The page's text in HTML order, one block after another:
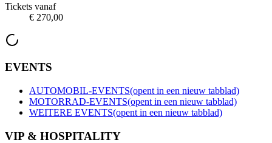
Tickets vanaf
€ 270,00
EVENTS
AUTOMOBIL-EVENTS(opent in een nieuw tabblad)
MOTORRAD-EVENTS(opent in een nieuw tabblad)
WEITERE EVENTS(opent in een nieuw tabblad)
VIP & HOSPITALITY